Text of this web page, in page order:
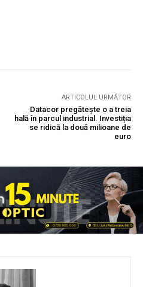
ARTICOLUL URMĂTOR
Datacor pregătește o a treia
hală în parcul industrial. Investiția
se ridică la două milioane de
euro